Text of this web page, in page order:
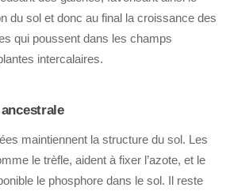
du sol et donc au final la croissance des
qui poussent dans les champs
intercalaires.
maintiennent la structure du sol. Les
le trèfle, aident à fixer l’azote, et le
le phosphore dans le sol. Il reste